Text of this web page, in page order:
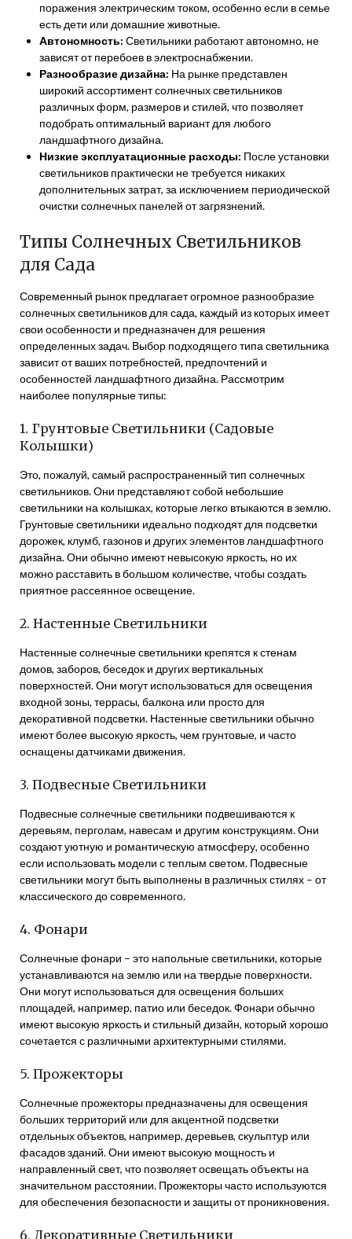
поражения электрическим током, особенно если в семье
есть дети или домашние животные.
Автономность: Светильники работают автономно, не
зависят от перебоев в электроснабжении.
Разнообразие дизайна: На рынке представлен
широкий ассортимент солнечных светильников
различных форм, размеров и стилей, что позволяет
подобрать оптимальный вариант для любого
ландшафтного дизайна.
Низкие эксплуатационные расходы: После установки
светильников практически не требуется никаких
дополнительных затрат, за исключением периодической
очистки солнечных панелей от загрязнений.
Типы Солнечных Светильников
для Сада
Современный рынок предлагает огромное разнообразие
солнечных светильников для сада, каждый из которых имеет
свои особенности и предназначен для решения
определенных задач. Выбор подходящего типа светильника
зависит от ваших потребностей, предпочтений и
особенностей ландшафтного дизайна. Рассмотрим
наиболее популярные типы:
1. Грунтовые Светильники (Садовые
Колышки)
Это, пожалуй, самый распространенный тип солнечных
светильников. Они представляют собой небольшие
светильники на колышках, которые легко втыкаются в землю.
Грунтовые светильники идеально подходят для подсветки
дорожек, клумб, газонов и других элементов ландшафтного
дизайна. Они обычно имеют невысокую яркость, но их
можно расставить в большом количестве, чтобы создать
приятное рассеянное освещение.
2. Настенные Светильники
Настенные солнечные светильники крепятся к стенам
домов, заборов, беседок и других вертикальных
поверхностей. Они могут использоваться для освещения
входной зоны, террасы, балкона или просто для
декоративной подсветки. Настенные светильники обычно
имеют более высокую яркость, чем грунтовые, и часто
оснащены датчиками движения.
3. Подвесные Светильники
Подвесные солнечные светильники подвешиваются к
деревьям, перголам, навесам и другим конструкциям. Они
создают уютную и романтическую атмосферу, особенно
если использовать модели с теплым светом. Подвесные
светильники могут быть выполнены в различных стилях – от
классического до современного.
4. Фонари
Солнечные фонари – это напольные светильники, которые
устанавливаются на землю или на твердые поверхности.
Они могут использоваться для освещения больших
площадей, например, патио или беседок. Фонари обычно
имеют высокую яркость и стильный дизайн, который хорошо
сочетается с различными архитектурными стилями.
5. Прожекторы
Солнечные прожекторы предназначены для освещения
больших территорий или для акцентной подсветки
отдельных объектов, например, деревьев, скульптур или
фасадов зданий. Они имеют высокую мощность и
направленный свет, что позволяет освещать объекты на
значительном расстоянии. Прожекторы часто используются
для обеспечения безопасности и защиты от проникновения.
6. Декоративные Светильники